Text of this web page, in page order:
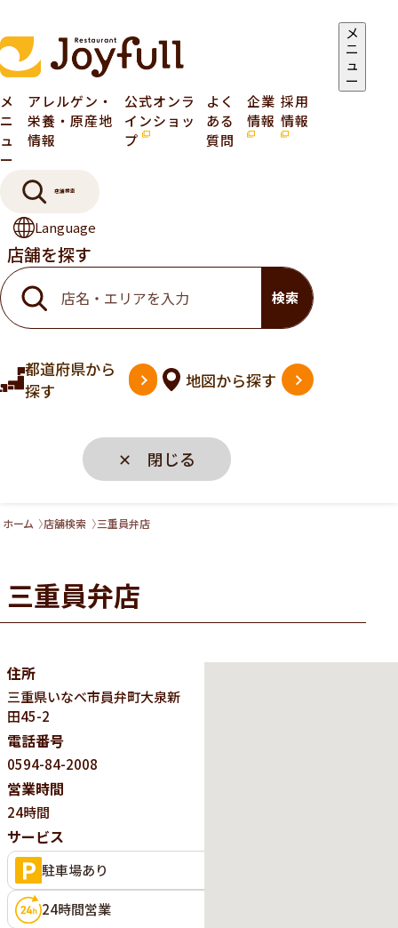
メ
ニ
ュ
ー
メ
ニ
ュ
ー
アレルゲン・
栄養・原産地
情報
公式オンラ
インショッ
プ
よく
ある
質問
企業
情報
採用
情報
店舗検索
Language
店舗を探す
検索
都道府県から
探す
地図から探す
✕ 閉じる
ホーム 店舗検索 三重員弁店
三重員弁店
住所
三重県いなべ市員弁町大泉新
田45-2
電話番号
0594-84-2008
営業時間
24時間
サービス
駐車場あり
24時間営業